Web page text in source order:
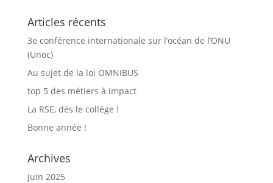
Articles récents
3e conférence internationale sur l’océan de l’ONU
(Unoc)
Au sujet de la loi OMNIBUS
top 5 des métiers à impact
La RSE, dés le collège !
Bonne année !
Archives
juin 2025